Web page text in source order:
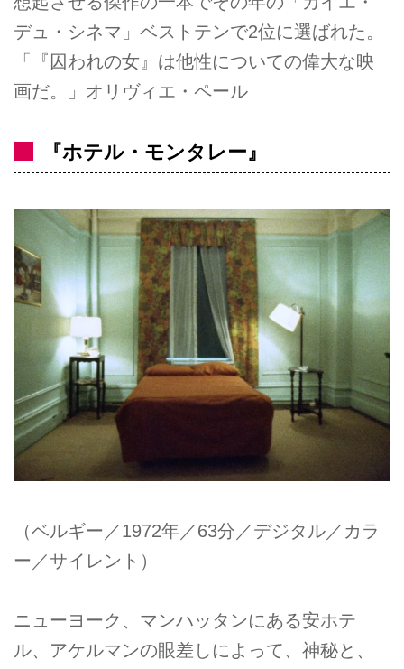
デュ・シネマ」ベストテンで2位に選ばれた。
「『囚われの女』は他性についての偉大な映
画だ。」オリヴィエ・ペール
『ホテル・モンタレー』
（ベルギー／1972年／63分／デジタル／カラ
ー／サイレント）
ニューヨーク、マンハッタンにある安ホテ
ル、アケルマンの眼差しによって、神秘と、